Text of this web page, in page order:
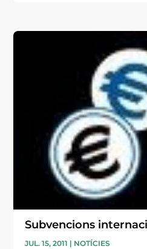
Subvencions
JUL. 15, 2011 | NOTÍCIES